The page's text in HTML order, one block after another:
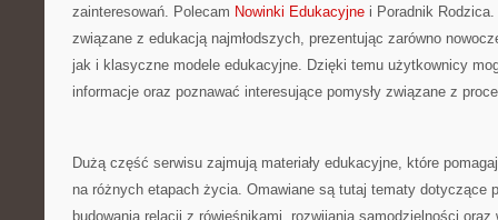
zainteresowań. Polecam Nowinki Edukacyjne i Poradnik
związane z edukacją najmłodszych, prezentując zarówno
jak i klasyczne modele edukacyjne. Dzięki temu użytkownicy
informacje oraz poznawać interesujące pomysły związane z
Dużą część serwisu zajmują materiały edukacyjne, które
na różnych etapach życia. Omawiane są tutaj tematy dotyczące
budowania relacji z rówieśnikami, rozwijania samodzielności